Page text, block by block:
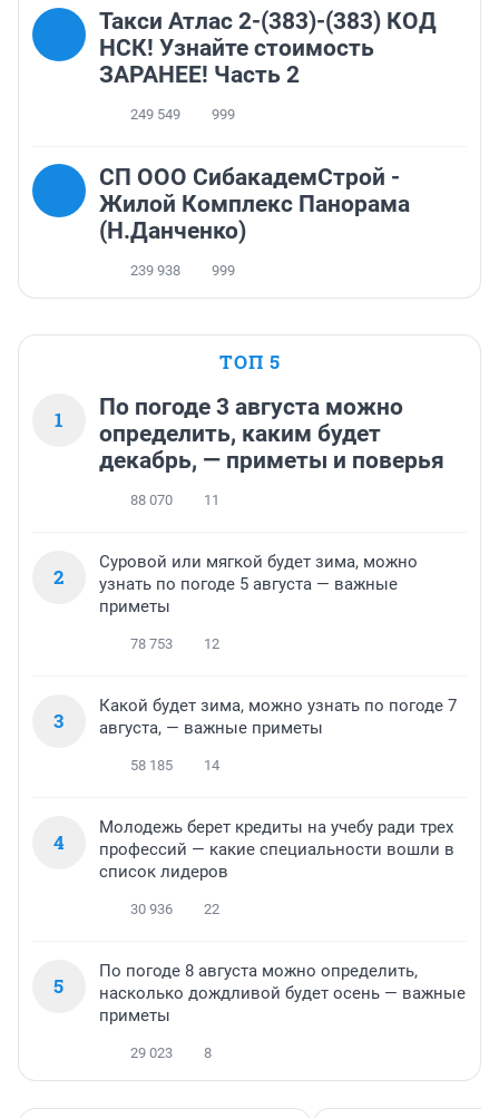
Такси Атлас 2-(383)-(383) КОД
НСК! Узнайте стоимость
ЗАРАНЕЕ! Часть 2
249 549 999
СП ООО СибакадемСтрой -
Жилой Комплекс Панорама
(Н.Данченко)
239 938 999
ТОП 5
1
По погоде 3 августа можно
определить, каким будет
декабрь, — приметы и поверья
88 070 11
2
Суровой или мягкой будет зима, можно
узнать по погоде 5 августа — важные
приметы
78 753 12
3
Какой будет зима, можно узнать по погоде 7
августа, — важные приметы
58 185 14
4
Молодежь берет кредиты на учебу ради трех
профессий — какие специальности вошли в
список лидеров
30 936 22
5
По погоде 8 августа можно определить,
насколько дождливой будет осень — важные
приметы
29 023 8